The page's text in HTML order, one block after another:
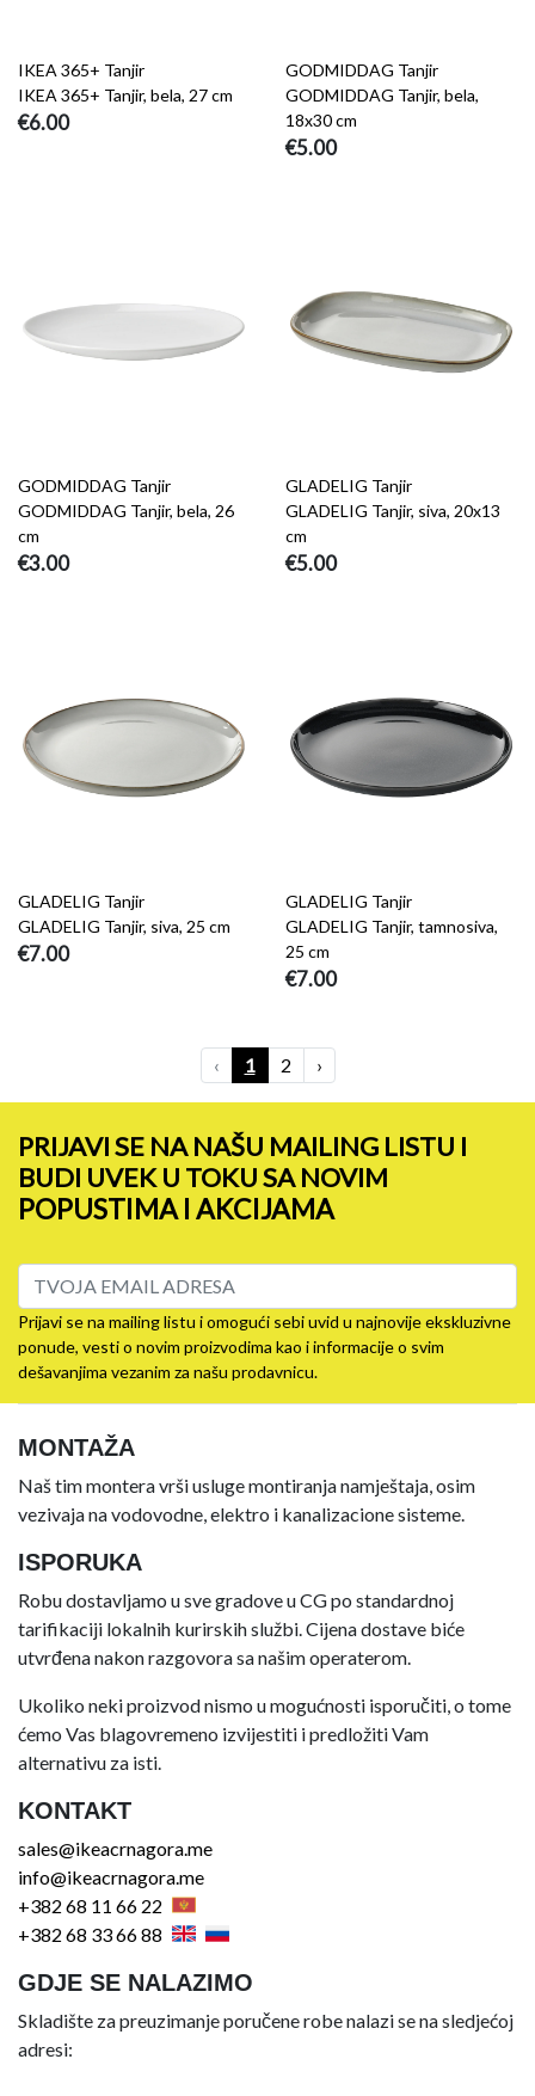
IKEA 365+ Tanjir
IKEA 365+ Tanjir, bela, 27 cm
€6.00
GODMIDDAG Tanjir
GODMIDDAG Tanjir, bela,
18x30 cm
€5.00
GODMIDDAG Tanjir
GODMIDDAG Tanjir, bela, 26
cm
€3.00
GLADELIG Tanjir
GLADELIG Tanjir, siva, 20x13
cm
€5.00
GLADELIG Tanjir
GLADELIG Tanjir, siva, 25 cm
€7.00
GLADELIG Tanjir
GLADELIG Tanjir, tamnosiva,
25 cm
€7.00
‹ 1 2 ›
PRIJAVI SE NA NAŠU MAILING LISTU I
BUDI UVEK U TOKU SA NOVIM
POPUSTIMA I AKCIJAMA
Prijavi se na mailing listu i omogući sebi uvid u najnovije ekskluzivne
ponude, vesti o novim proizvodima kao i informacije o svim
dešavanjima vezanim za našu prodavnicu.
MONTAŽA
Naš tim montera vrši usluge montiranja namještaja, osim
vezivaja na vodovodne, elektro i kanalizacione sisteme.
ISPORUKA
Robu dostavljamo u sve gradove u CG po standardnoj
tarifikaciji lokalnih kurirskih službi. Cijena dostave biće
utvrđena nakon razgovora sa našim operaterom.
Ukoliko neki proizvod nismo u mogućnosti isporučiti, o tome
ćemo Vas blagovremeno izvijestiti i predložiti Vam
alternativu za isti.
KONTAKT
sales@ikeacrnagora.me
info@ikeacrnagora.me
+382 68 11 66 22
+382 68 33 66 88
GDJE SE NALAZIMO
Skladište za preuzimanje poručene robe nalazi se na sledjećoj
adresi: